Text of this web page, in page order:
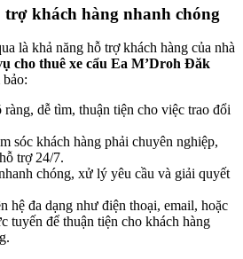
khách hàng nhanh chóng
là khả năng hỗ trợ khách hàng của nhà
cho thuê xe cẩu Ea M’Droh Đăk
dễ tìm, thuận tiện cho việc trao đổi
sóc khách hàng phải chuyên nghiệp,
trợ 24/7.
chóng, xử lý yêu cầu và giải quyết
hệ đa dạng như điện thoại, email, hoặc
tuyến để thuận tiện cho khách hàng